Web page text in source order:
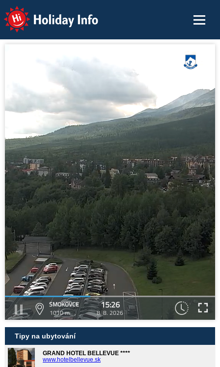
Holiday Info
SMOKOVCE
1010 m
15:26
8. 8. 2026
Tipy na ubytování
GRAND HOTEL BELLEVUE ****
www.hotelbellevue.sk